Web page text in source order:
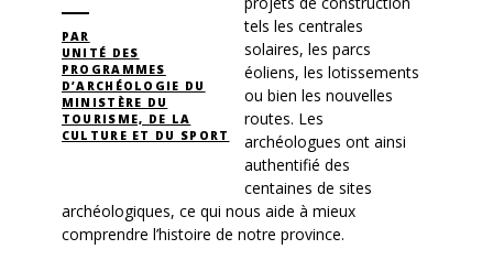
PAR
UNITÉ DES
PROGRAMMES
D’ARCHÉOLOGIE DU
MINISTÈRE DU
TOURISME, DE LA
CULTURE ET DU SPORT
tels les centrales
solaires, les parcs
éoliens, les lotissements
ou bien les nouvelles
routes. Les
archéologues ont ainsi
authentifié des
centaines de sites
archéologiques, ce qui nous aide à mieux
comprendre l’histoire de notre province.